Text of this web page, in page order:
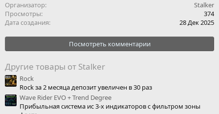
Организатор
Stalker
Просмотры
374
Дата создания
28 Дек 2025
Посмотреть комментарии
Другие товары от Stalker
Rock
Rock за 2 месяца депозит увеличен в 30 раз
Wave Rider EVO + Trend Degree
Прибыльная система ис 3-х индикаторов с фильтром зоны